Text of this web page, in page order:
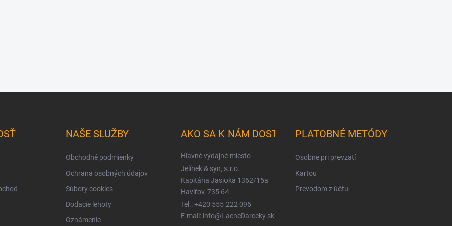
NAŠE SLUŽBY
Obchodné podmienky
Ochrana osobných údajov
Súbory cookies
Dodacie lehoty
Oznámenie
AKO SA K NÁM DOSTANETE
Hlavné výdajné miesto
Jelínek & syn, s.r.o.
Kapitána Jasioka 1362/15a
Havířov, 735 64
Tel.: +420 555 222 096
E-mail: info@LacneDarceky.sk
PLATOBNÉ METÓDY
Osobne pri prevzatí
Kartou
Prevodom z účtu